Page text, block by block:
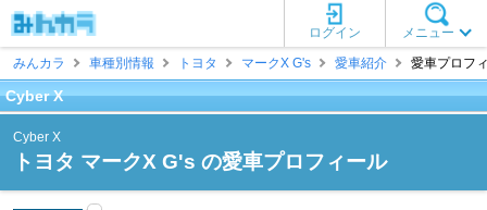
メニュー
ログイン
みんカラ
車種別情報 トヨタ マークX G's 愛車紹介 愛車プロフ
Cyber X
Cyber X
トヨタ マークX G's の愛車プロフィール